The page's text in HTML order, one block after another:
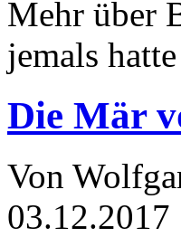
Mehr über
jemals
Die Mär
Von
03.12.2017